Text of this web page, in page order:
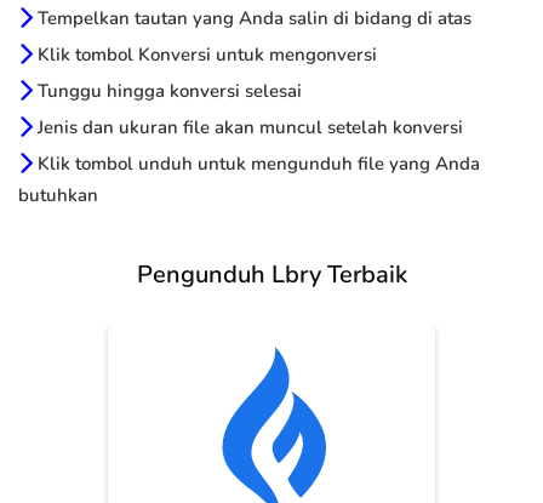
Tempelkan tautan yang Anda salin di bidang di atas
Klik tombol Konversi untuk mengonversi
Tunggu hingga konversi selesai
Jenis dan ukuran file akan muncul setelah konversi
Klik tombol unduh untuk mengunduh file yang Anda
butuhkan
Pengunduh Lbry Terbaik